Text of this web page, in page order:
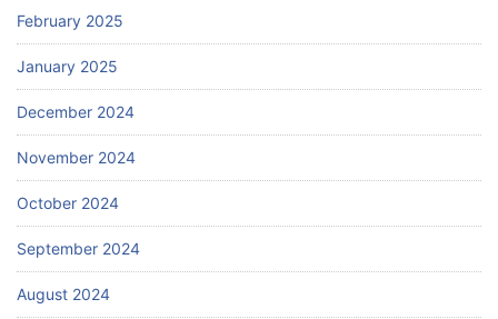
February 2025
January 2025
December 2024
November 2024
October 2024
September 2024
August 2024